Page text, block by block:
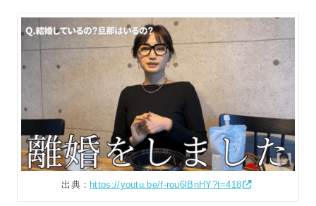
出典： https://youtu.be/f-rou6lBnHY?t=418